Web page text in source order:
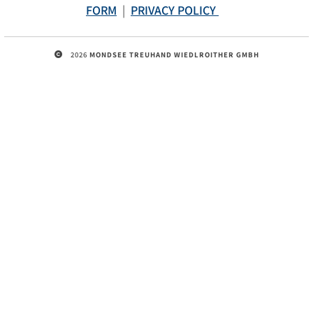
FORM | PRIVACY POLICY
2026 MONDSEE TREUHAND WIEDLROITHER GMBH